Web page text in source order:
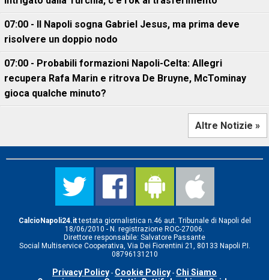
07:00 - Il Napoli sogna Gabriel Jesus, ma prima deve
risolvere un doppio nodo
07:00 - Probabili formazioni Napoli-Celta: Allegri
recupera Rafa Marin e ritrova De Bruyne, McTominay
gioca qualche minuto?
Altre Notizie »
CalcioNapoli24.ittestata giornalistica n.46 aut. Tribunale di Napoli del
18/06/2010 - N. registrazione ROC-27006.
Direttore responsabile: Salvatore Passante
Social Multiservice Cooperativa, Via Dei Fiorentini 21, 80133 Napoli P.I.
08796131210
Privacy Policy - Cookie Policy - Chi Siamo